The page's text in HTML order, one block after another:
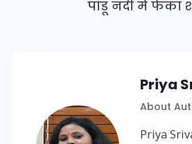
पांडू नदी में फेंका
Priya
About
Priya
24 अगस्त